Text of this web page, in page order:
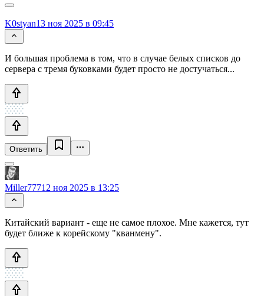
K0styan13 ноя 2025 в 09:45
И большая проблема в том, что в случае белых списков до
сервера с тремя буковками будет просто не достучаться...
Ответить
Miller77712 ноя 2025 в 13:25
Китайский вариант - еще не самое плохое. Мне кажется, тут
будет ближе к корейскому "кванмену".